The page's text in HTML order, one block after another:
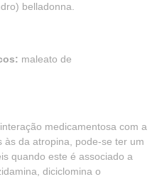
belladonna.
maleato de
medicamentosa com a
às da atropina, pode-se ter um
quando este é associado a
diciclomina o